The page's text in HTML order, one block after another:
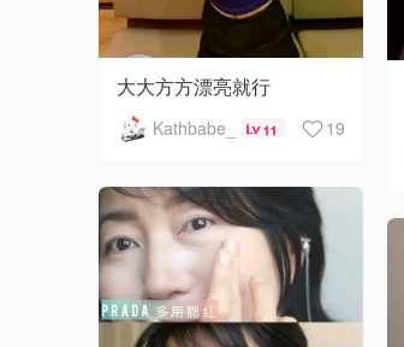
大大方方漂亮就行
Kathbabe_ 11 19